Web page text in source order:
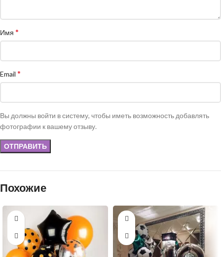
Имя *
Email *
Вы должны войти в систему, чтобы иметь возможность добавлять
фотографии к вашему отзыву.
Похожие